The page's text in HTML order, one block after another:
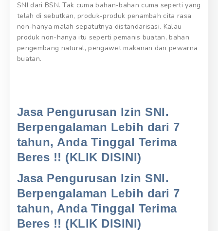
SNI dari BSN. Tak cuma bahan-bahan cuma seperti yang
telah di sebutkan, produk-produk penambah cita rasa
non-hanya malah sepatutnya distandarisasi. Kalau
produk non-hanya itu seperti pemanis buatan, bahan
pengembang natural, pengawet makanan dan pewarna
buatan.
Jasa Pengurusan Izin SNI.
Berpengalaman Lebih dari 7
tahun, Anda Tinggal Terima
Beres !! (KLIK DISINI)
Jasa Pengurusan Izin SNI.
Berpengalaman Lebih dari 7
tahun, Anda Tinggal Terima
Beres !! (KLIK DISINI)